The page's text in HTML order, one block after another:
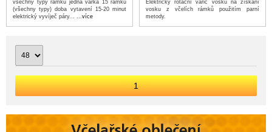
všechny typy rámků jedna várka 15 rámků
(všechny typy) doba vytavení 15-20 minut
elektrický vyvíječ páry... ...více
Elektrický rotační vařič vosku na získání
vosku z včelích rámků použitím parní
metody.
1